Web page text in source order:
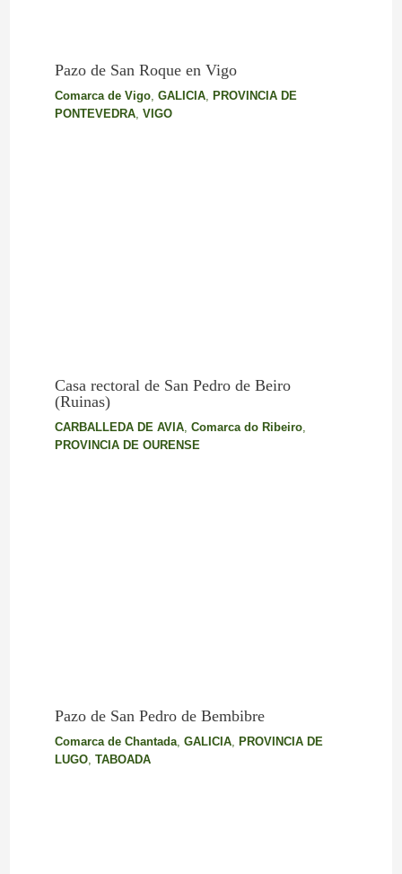
Pazo de San Roque en Vigo
Comarca de Vigo, GALICIA, PROVINCIA DE
PONTEVEDRA, VIGO
Casa rectoral de San Pedro de Beiro
(Ruinas)
CARBALLEDA DE AVIA, Comarca do Ribeiro,
PROVINCIA DE OURENSE
Pazo de San Pedro de Bembibre
Comarca de Chantada, GALICIA, PROVINCIA DE
LUGO, TABOADA